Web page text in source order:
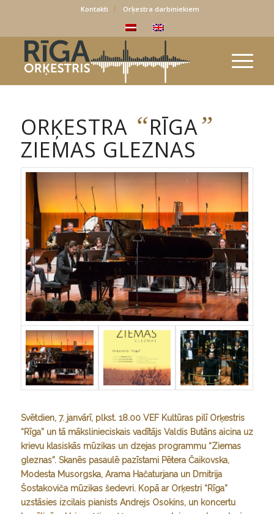
Kontakti Orķestra darbiniekiem
ORĶESTRA “RĪGA”
ZIEMAS GLEZNAS
Svētdien, 7. janvārī, plkst. 18.00 VEF Kultūras pilī Orķestris
“Rīga” un tā mākslinieciskais vadītājs Valdis Butāns aicina uz
krievu klasiskās mūzikas un dzejas programmu “Ziemas
gleznas”. Skanēs pasaulē pazīstami Pētera Čaikovska,
Modesta Musorgska, Arama Hačaturjana un Dmitrija
Šostakoviča mūzikas šedevri. Kopā ar Orķestri “Rīga”
uzstāsies izcilais pianists Andrejs Osokins, un koncertu